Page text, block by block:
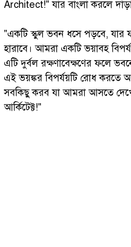
Architect!" যার বাংলা করলে
"একটি স্কুল ভবন ধসে পড়বে, যার
হারাবে। আমরা একটি ভয়াবহ
এটি দুর্বল রক্ষণাবেক্ষণের ফলে
এই ভয়ঙ্কর বিপর্যয়টি রোধ করতে
সবকিছু করব যা আমরা আসতে
আর্কিটেক্ট!"